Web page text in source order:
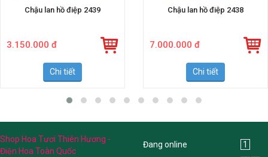
Chậu lan hồ điệp 2439
3.150.000 đ
Chi tiết
Chậu lan hồ điệp 2438
7.000.000 đ
Chi tiết
Shop Hoa Tươi Thiên Hương -
Điện Hoa Toàn Quốc
Đang online 1